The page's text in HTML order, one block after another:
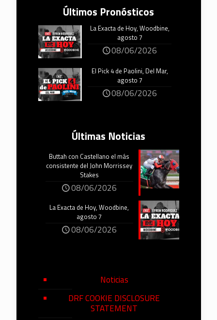
Últimos Pronósticos
La Exacta de Hoy, Woodbine,
agosto 7
08/06/2026
El Pick 4 de Paolini, Del Mar,
agosto 7
08/06/2026
Últimas Noticias
Buttah con Castellano el más
consistente del John Morrissey
Stakes
08/06/2026
La Exacta de Hoy, Woodbine,
agosto 7
08/06/2026
Noticias
DRF COOKIE DISCLOSURE
STATEMENT